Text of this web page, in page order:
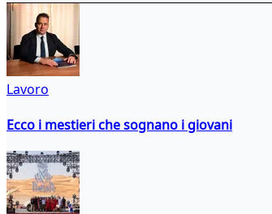
Lavoro
Ecco i mestieri che sognano i giovani